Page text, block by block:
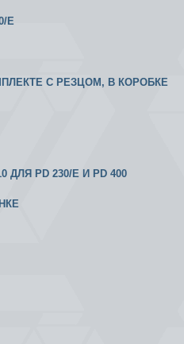
E
С РЕЗЦОМ, В КОРОБКЕ
PD 230/E И PD 400